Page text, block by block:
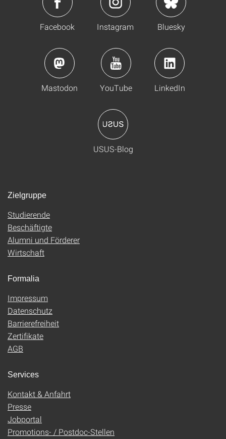
Facebook Instagram Bluesky
Mastodon YouTube LinkedIn
USUS-Blog
Zielgruppe
Studierende
Beschäftigte
Alumni und Förderer
Wirtschaft
Formalia
Impressum
Datenschutz
Barrierefreiheit
Zertifikate
AGB
Services
Kontakt & Anfahrt
Presse
Jobportal
Promotions- / Postdoc-Stellen